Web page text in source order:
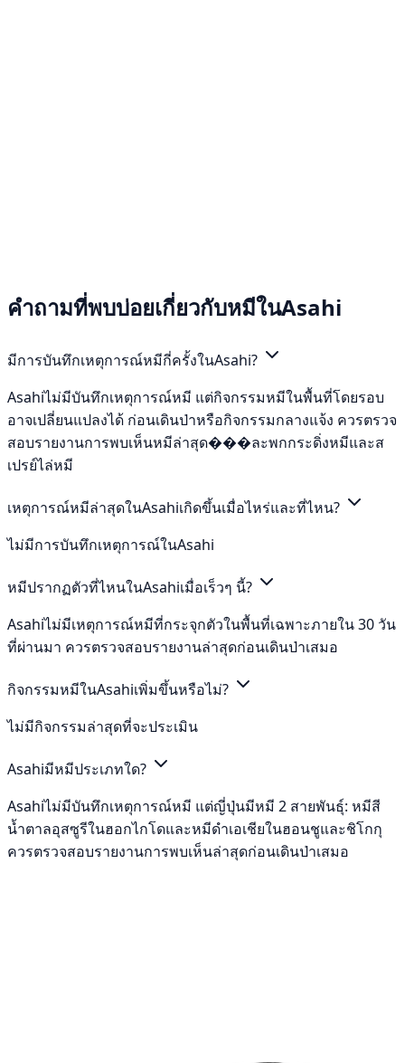
คำถามที่พบบ่อยเกี่ยวกับหมีในAsahi
มีการบันทึกเหตุการณ์หมีกี่ครั้งในAsahi?
Asahiไม่มีบันทึกเหตุการณ์หมี แต่กิจกรรมหมีในพื้นที่โดยรอบ
อาจเปลี่ยนแปลงได้ ก่อนเดินป่าหรือกิจกรรมกลางแจ้ง ควรตรวจ
สอบรายงานการพบเห็นหมีล่าสุด���ละพกกระดิ่งหมีและส
เปรย์ไล่หมี
เหตุการณ์หมีล่าสุดในAsahiเกิดขึ้นเมื่อไหร่และที่ไหน?
ไม่มีการบันทึกเหตุการณ์ในAsahi
หมีปรากฏตัวที่ไหนในAsahiเมื่อเร็วๆ นี้?
Asahiไม่มีเหตุการณ์หมีที่กระจุกตัวในพื้นที่เฉพาะภายใน 30 วัน
ที่ผ่านมา ควรตรวจสอบรายงานล่าสุดก่อนเดินป่าเสมอ
กิจกรรมหมีในAsahiเพิ่มขึ้นหรือไม่?
ไม่มีกิจกรรมล่าสุดที่จะประเมิน
Asahiมีหมีประเภทใด?
Asahiไม่มีบันทึกเหตุการณ์หมี แต่ญี่ปุ่นมีหมี 2 สายพันธุ์: หมีสี
น้ำตาลอุสซูรีในฮอกไกโดและหมีดำเอเชียในฮอนชูและชิโกกุ
ควรตรวจสอบรายงานการพบเห็นล่าสุดก่อนเดินป่าเสมอ